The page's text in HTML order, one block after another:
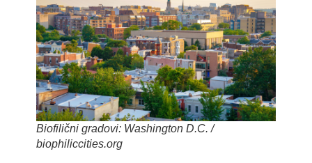
Biofilični gradovi: Washington D.C. /
biophiliccities.org